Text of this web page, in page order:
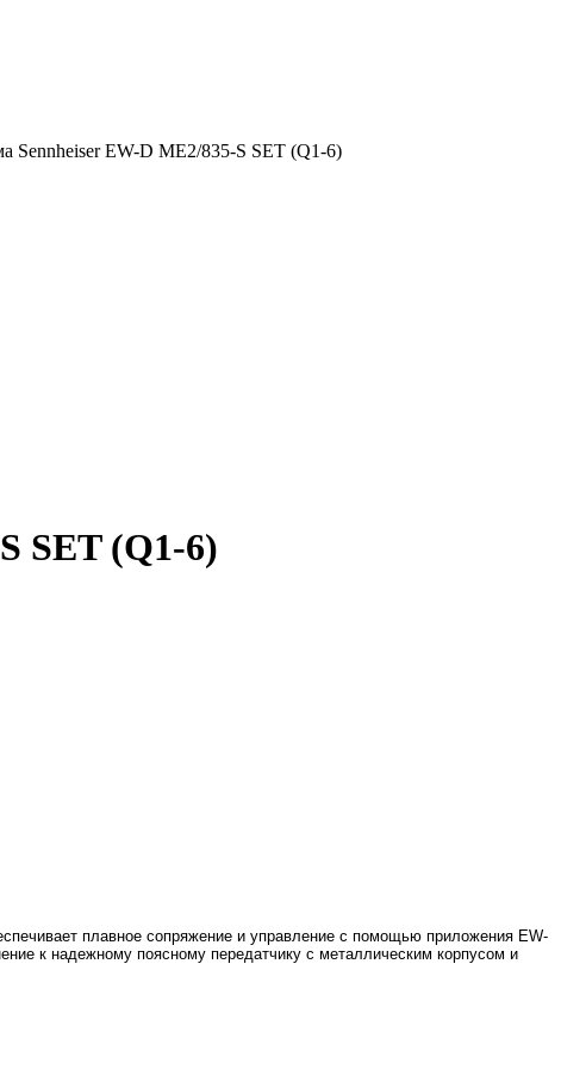
Sennheiser EW-D ME2/835-S SET (Q1-6)
SET (Q1-6)
плавное сопряжение и управление с помощью приложения EW-
к надежному поясному передатчику с металлическим корпусом и